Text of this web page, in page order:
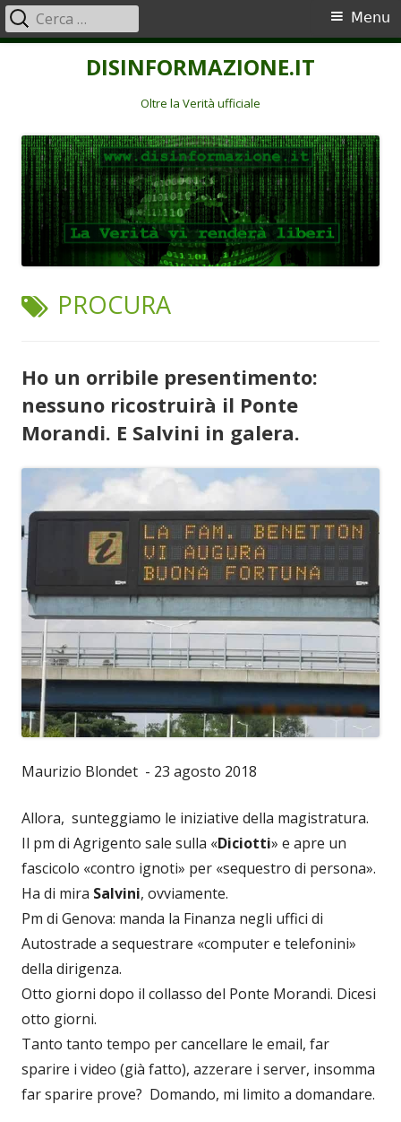
DISINFORMAZIONE.IT
Oltre la Verità ufficiale
Menu
principale
Menu
Ricerca
per:
TAG:
PROCURA
Ho un orribile presentimento:
nessuno ricostruirà il Ponte
Morandi. E Salvini in galera.
Maurizio Blondet - 23 agosto 2018
Allora, sunteggiamo le iniziative della magistratura.
Il pm di Agrigento sale sulla «Diciotti» e apre un
fascicolo «contro ignoti» per «sequestro di persona».
Ha di mira Salvini, ovviamente.
Pm di Genova: manda la Finanza negli uffici di
Autostrade a sequestrare «computer e telefonini»
della dirigenza.
Otto giorni dopo il collasso del Ponte Morandi. Dicesi
otto giorni.
Tanto tanto tempo per cancellare le email, far
sparire i video (già fatto), azzerare i server, insomma
far sparire prove? Domando, mi limito a domandare.